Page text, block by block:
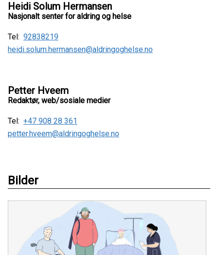
Heidi Solum Hermansen
Nasjonalt senter for aldring og helse
Tel: 92838219
heidi.solum.hermansen@aldringoghelse.no
Petter Hveem
Redaktør, web/sosiale medier
Tel: +47 908 28 361
petter.hveem@aldringoghelse.no
Bilder